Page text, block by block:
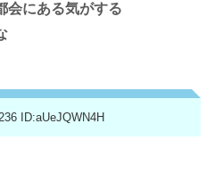
会にある気がする
ID:aUeJQWN4H